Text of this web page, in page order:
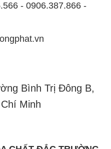
- 0906.387.866 -
Bình Trị Đông B,
Minh